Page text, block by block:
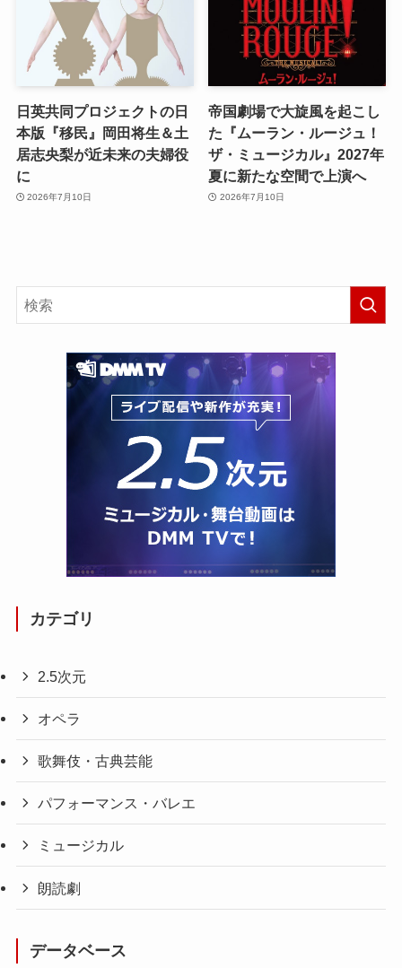
日英共同プロジェクトの日
本版『移民』岡田将生＆土
居志央梨が近未来の夫婦役
に
2026年7月10日
帝国劇場で大旋風を起こし
た『ムーラン・ルージュ！
ザ・ミュージカル』2027年
夏に新たな空間で上演へ
2026年7月10日
カテゴリ
2.5次元
オペラ
歌舞伎・古典芸能
パフォーマンス・バレエ
ミュージカル
朗読劇
データベース